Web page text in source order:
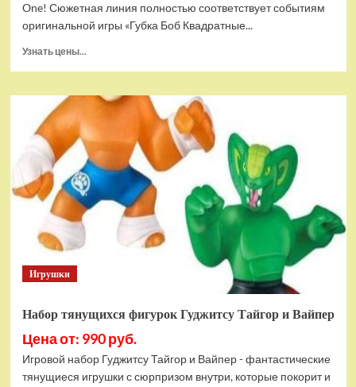
One! Сюжетная линия полностью соответствует событиям
оригинальной игры «Губка Боб Квадратные...
Узнать цены...
Игра
Sponge
Bob
SquarePants
Battle
For
Bikini
Bottom
Rehydrated
(XBOX
Игрушки
Набор тянущихся фигурок Гуджитсу Тайгор и Вайпер
Цена от: 990 руб.
Игровой набор Гуджитсу Тайгор и Вайпер - фантастические
тянущиеся игрушки с сюрпризом внутри, которые покорит и